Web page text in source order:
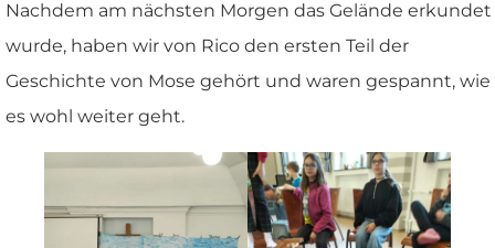
Nachdem am nächsten Morgen das Gelände erkundet
wurde, haben wir von Rico den ersten Teil der
Geschichte von Mose gehört und waren gespannt, wie
es wohl weiter geht.